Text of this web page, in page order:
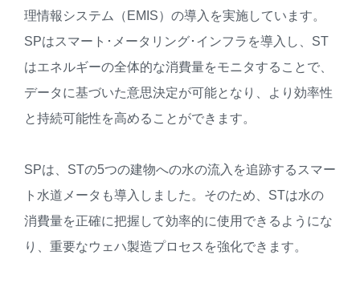
理情報システム（EMIS）の導入を実施しています。
SPはスマート･メータリング･インフラを導入し、ST
はエネルギーの全体的な消費量をモニタすることで、
データに基づいた意思決定が可能となり、より効率性
と持続可能性を高めることができます。
SPは、STの5つの建物への水の流入を追跡するスマー
ト水道メータも導入しました。そのため、STは水の
消費量を正確に把握して効率的に使用できるようにな
り、重要なウェハ製造プロセスを強化できます。